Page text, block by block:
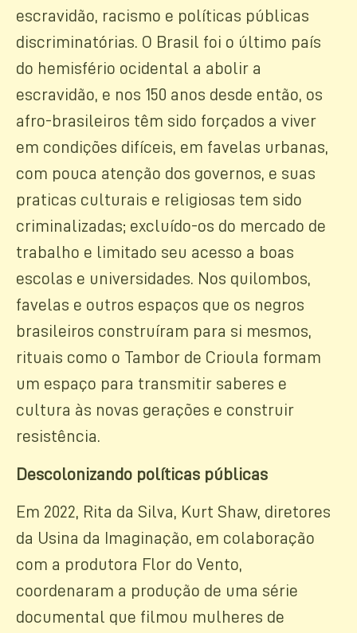
escravidão, racismo e políticas públicas
discriminatórias. O Brasil foi o último país
do hemisfério ocidental a abolir a
escravidão, e nos 150 anos desde então, os
afro-brasileiros têm sido forçados a viver
em condições difíceis, em favelas urbanas,
com pouca atenção dos governos, e suas
praticas culturais e religiosas tem sido
criminalizadas; excluído-os do mercado de
trabalho e limitado seu acesso a boas
escolas e universidades. Nos quilombos,
favelas e outros espaços que os negros
brasileiros construíram para si mesmos,
rituais como o Tambor de Crioula formam
um espaço para transmitir saberes e
cultura às novas gerações e construir
resistência.
Descolonizando políticas públicas
Em 2022, Rita da Silva, Kurt Shaw, diretores
da Usina da Imaginação, em colaboração
com a produtora Flor do Vento,
coordenaram a produção de uma série
documental que filmou mulheres de